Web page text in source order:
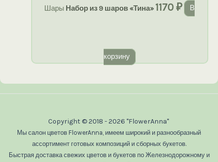
Шары Набор из 9 шаров «Тина» 1170₽ В
корзину
Copyright © 2018 - 2026 "FlowerAnna"
Мы салон цветов FlowerAnna, имеем широкий и разнообразный
ассортимент готовых композиций и сборных букетов.
Быстрая доставка свежих цветов и букетов по Железнодорожному и